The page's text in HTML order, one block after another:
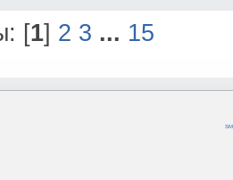
[1] 2 3 ... 15